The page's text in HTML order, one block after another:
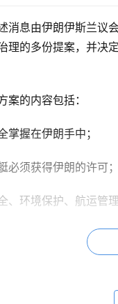
消息由伊朗伊斯兰议
理的多份提案，并决
的内容包括：
掌握在伊朗手中；
须获得伊朗的许可；
、环境保护、航运管
武装部队总参谋部认
，相关国家必须先与